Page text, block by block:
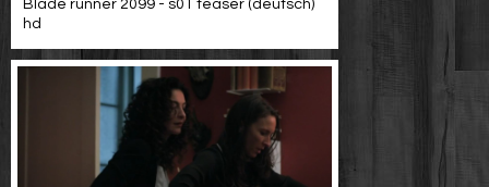
Blade runner 2099 - s01 teaser (deutsch)
hd